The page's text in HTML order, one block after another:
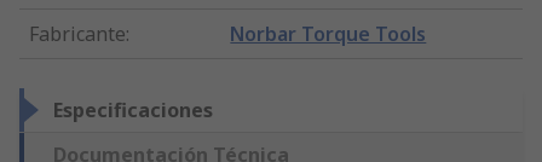
Fabricante: Norbar Torque Tools
Especificaciones
Documentación Técnica